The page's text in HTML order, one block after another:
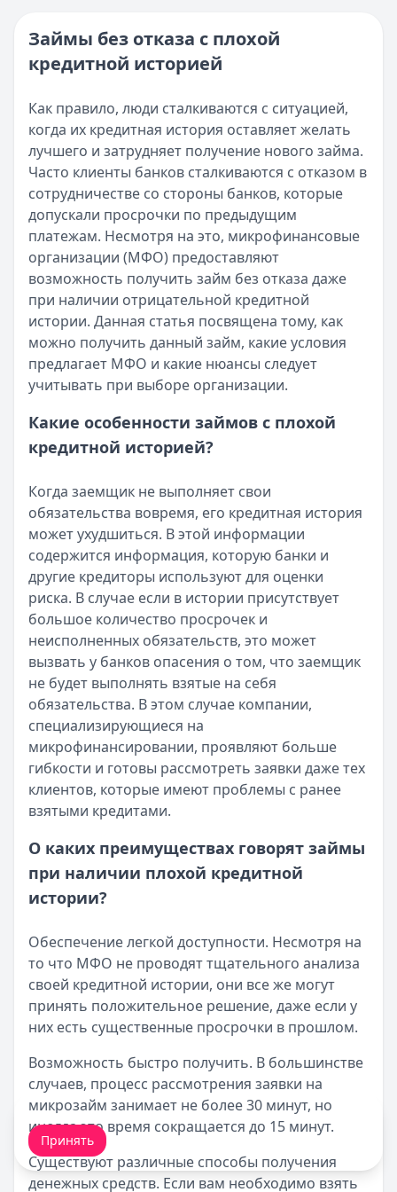
Категория:МФО и микрозаймы
Читать статью
Все статьи
Возврат переплаты в «Займере»: актуальная
Кратко:Разбираем, как вернуть переплату или
Категория:МФО
Читать новость
Срочный микрозайм 15 000 ₽ на карту: свежая
Кратко:Нужны 15 000 рублей на карту прямо сегодня?
Опубликовано:5 декабря 2025 г.
Категория:МФО
Читать новость
Рекордный рост доли клиентов МФО с iPhone: что
Кратко:В III квартале 2025 года владельцы iPhone
Опубликовано:5 декабря 2025 г.
Категория:МФО
Читать новость
57 сервисов микрозаймов через Госуслуги: где
Кратко:Авторизация через Госуслуги ускоряет
Категория: МФО
Читать новость
Кратко:Пришло СМС об одобрении займа от Bigmani
Опубликовано:23 ноября 2025 г.
Категория:МФО
Читать новость
Все новости
Займы без отказа с плохой
кредитной историей
Как правило, люди сталкиваются с ситуацией,
когда их кредитная история оставляет желать
лучшего и затрудняет получение нового займа.
Часто клиенты банков сталкиваются с отказом в
сотрудничестве со стороны банков, которые
допускали просрочки по предыдущим
платежам. Несмотря на это, микрофинансовые
организации (МФО) предоставляют
возможность получить займ без отказа даже
при наличии отрицательной кредитной
истории. Данная статья посвящена тому, как
можно получить данный займ, какие условия
предлагает МФО и какие нюансы следует
учитывать при выборе организации.
Какие особенности займов с плохой
кредитной историей?
Когда заемщик не выполняет свои
обязательства вовремя, его кредитная история
может ухудшиться. В этой информации
содержится информация, которую банки и
другие кредиторы используют для оценки
риска. В случае если в истории присутствует
большое количество просрочек и
неисполненных обязательств, это может
вызвать у банков опасения о том, что заемщик
не будет выполнять взятые на себя
обязательства. В этом случае компании,
специализирующиеся на
микрофинансировании, проявляют больше
гибкости и готовы рассмотреть заявки даже тех
клиентов, которые имеют проблемы с ранее
взятыми кредитами.
О каких преимуществах говорят займы
при наличии плохой кредитной
истории?
Обеспечение легкой доступности. Несмотря на
то что МФО не проводят тщательного анализа
своей кредитной истории, они все же могут
принять положительное решение, даже если у
них есть существенные просрочки в прошлом.
Возможность быстро получить. В большинстве
случаев, процесс рассмотрения заявки на
микрозайм занимает не более 30 минут, но
иногда это время сокращается до 15 минут.
Существуют различные способы получения
денежных средств. Если вам необходимо взять
Мы обрабатываем ваши cookie-файлы .
Принять